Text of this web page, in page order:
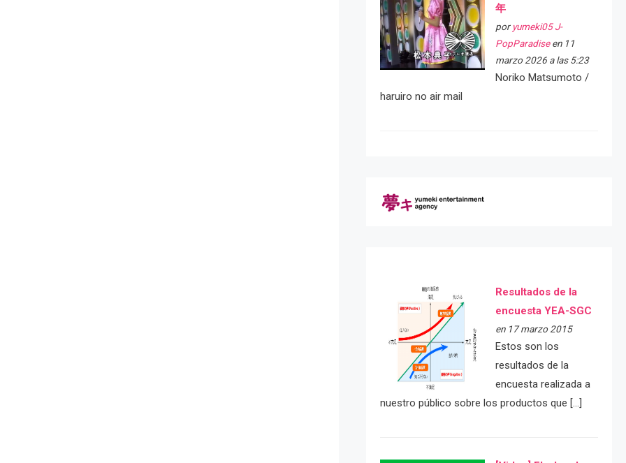
年
por yumeki05 J-
PopParadiseen 11
marzo 2026 a las 5:23
Noriko Matsumoto /
haruiro no air mail
Resultados de la
encuesta YEA-SGC
en 17 marzo 2015
Estos son los
resultados de la
encuesta realizada a
nuestro público sobre los productos que […]